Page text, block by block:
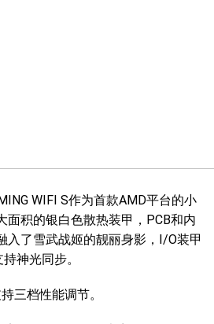
WIFI S作为首款AMD平台的小
面积的银白色散热装甲，PCB和内
入了雪武战姬的靓丽身影，I/O装甲
神光同步。
三档性能调节。